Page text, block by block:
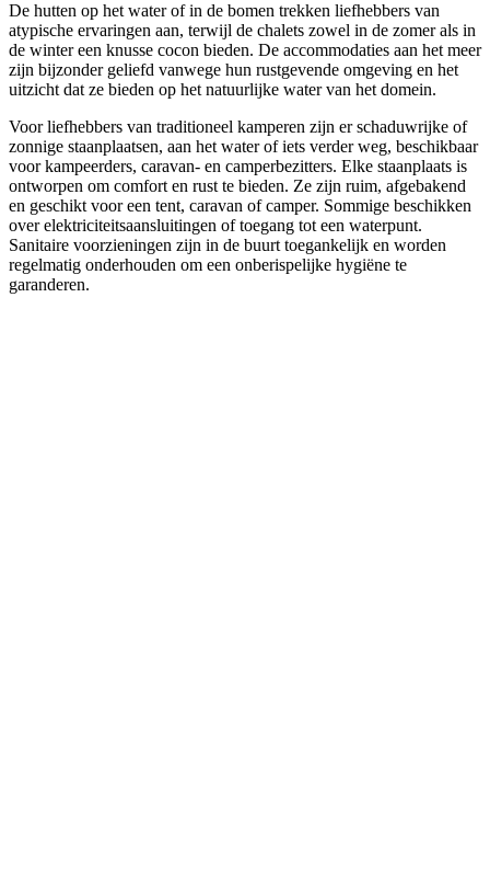
De hutten op het water of in de bomen trekken liefhebbers van
atypische ervaringen aan, terwijl de chalets zowel in de zomer als in
de winter een knusse cocon bieden. De accommodaties aan het meer
zijn bijzonder geliefd vanwege hun rustgevende omgeving en het
uitzicht dat ze bieden op het natuurlijke water van het domein.
Voor liefhebbers van traditioneel kamperen zijn er schaduwrijke of
zonnige staanplaatsen, aan het water of iets verder weg, beschikbaar
voor kampeerders, caravan- en camperbezitters. Elke staanplaats is
ontworpen om comfort en rust te bieden. Ze zijn ruim, afgebakend
en geschikt voor een tent, caravan of camper. Sommige beschikken
over elektriciteitsaansluitingen of toegang tot een waterpunt.
Sanitaire voorzieningen zijn in de buurt toegankelijk en worden
regelmatig onderhouden om een onberispelijke hygiëne te
garanderen.